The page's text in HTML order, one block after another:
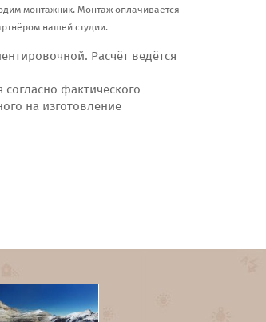
монтажник. Монтаж оплачивается
нашей студии.
Расчёт ведётся
согласно фактического
на изготовление